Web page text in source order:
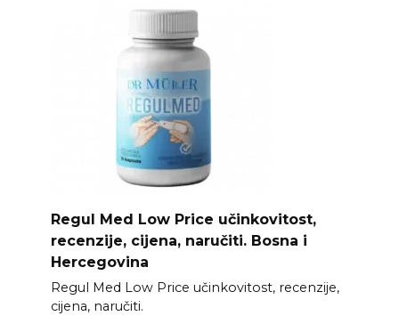
Regul Med Low Price učinkovitost,
recenzije, cijena, naručiti. Bosna i
Hercegovina
Regul Med Low Price učinkovitost, recenzije,
cijena, naručiti.